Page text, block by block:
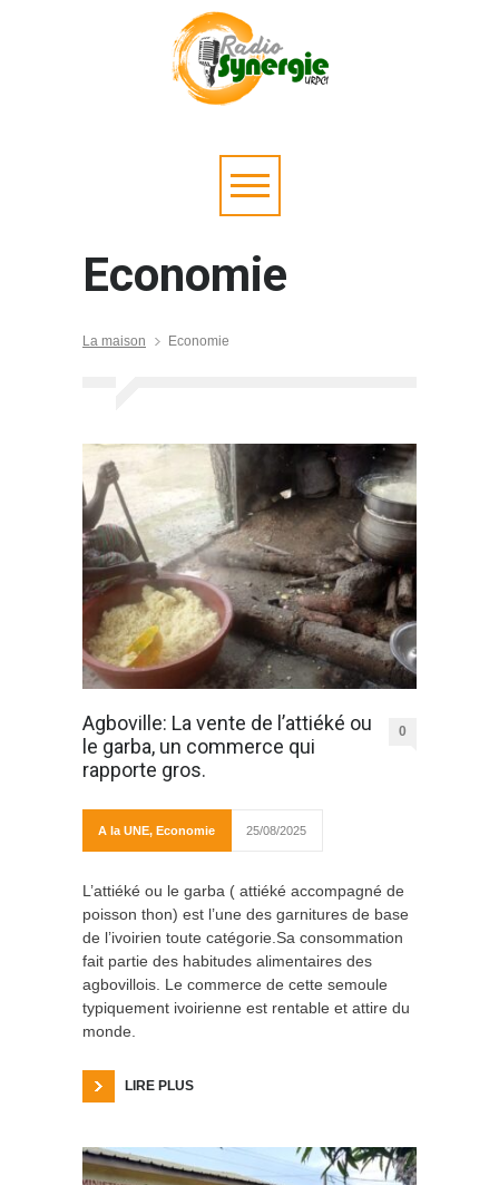
Economie
La maison Economie
Agboville: La vente de l’attiéké ou
le garba, un commerce qui
rapporte gros.
0
A la UNE, Economie 25/08/2025
L’attiéké ou le garba ( attiéké accompagné de
poisson thon) est l’une des garnitures de base
de l’ivoirien toute catégorie.Sa consommation
fait partie des habitudes alimentaires des
agbovillois. Le commerce de cette semoule
typiquement ivoirienne est rentable et attire du
monde.
LIRE PLUS